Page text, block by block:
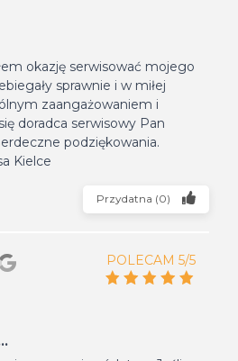
okazję serwisować mojego
sprawnie i w miłej
zaangażowaniem i
doradca serwisowy Pan
podziękowania.
Kielce
Przydatna (0)
POLECAM 5/5